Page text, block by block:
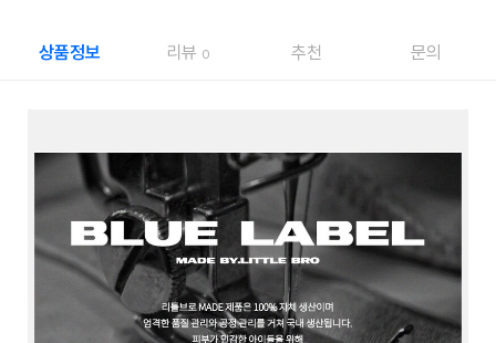
상품정보 리뷰 0 추천 문의